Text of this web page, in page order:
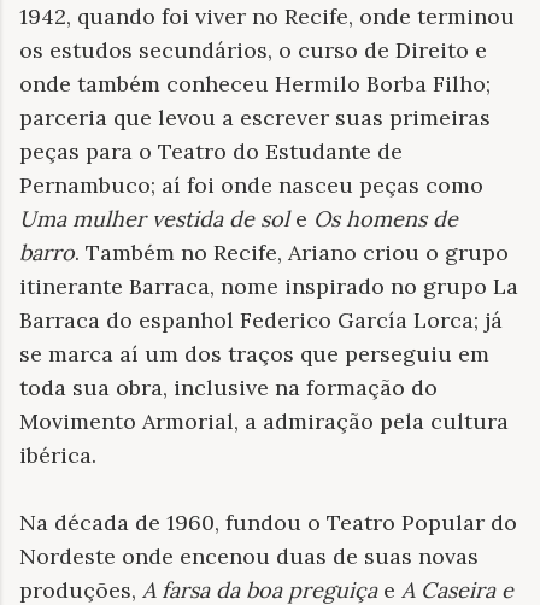
1942, quando foi viver no Recife, onde terminou
os estudos secundários, o curso de Direito e
onde também conheceu Hermilo Borba Filho;
parceria que levou a escrever suas primeiras
peças para o Teatro do Estudante de
Pernambuco; aí foi onde nasceu peças como
Uma mulher vestida de sole Os homens de
barro. Também no Recife, Ariano criou o grupo
itinerante Barraca, nome inspirado no grupo La
Barraca do espanhol Federico García Lorca; já
se marca aí um dos traços que perseguiu em
toda sua obra, inclusive na formação do
Movimento Armorial, a admiração pela cultura
ibérica.
Na década de 1960, fundou o Teatro Popular do
Nordeste onde encenou duas de suas novas
produções, A farsa da boa preguiça e A Caseira e